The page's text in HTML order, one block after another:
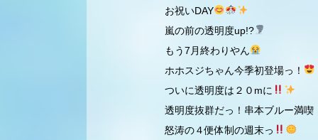
お祝いDAY
嵐の前の透明度up!?
もう7月終わりやん
ホホスジちゃん今季初登場っ！
ついに透明度は２０mに
透明度抜群だっ！串本ブルー満喫
怒涛の４便体制の週末っ